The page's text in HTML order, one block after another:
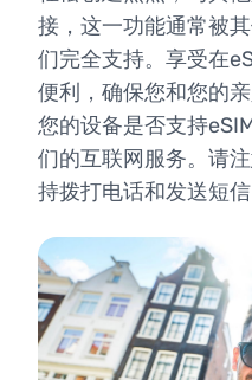
接，这一功能通常被
们完全支持。享受在
便利，确保您和您的
您的设备是否支持
们的互联网服务。请
持拨打电话和发送短信